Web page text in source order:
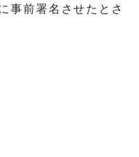
事前署名させたとさ